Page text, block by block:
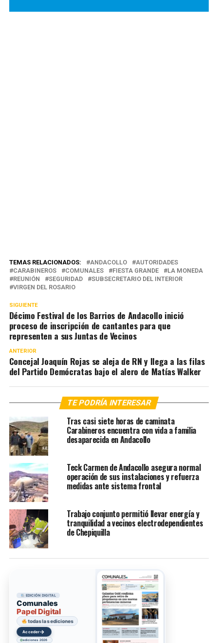
TEMAS RELACIONADOS: ANDACOLLO
AUTORIDADES
CARABINEROS
COMUNALES FIESTA GRANDE
LA MONEDA
REUNIÓN
SEGURIDAD
SUBSECRETARIO DEL INTERIOR
VIRGEN DEL ROSARIO
SIGUIENTE
Décimo Festival de los Barrios de Andacollo inició
proceso de inscripción de cantantes para que
representen a sus Juntas de Vecinos
ANTERIOR
Concejal Joaquín Rojas se aleja de RN y llega a las filas
del Partido Demócratas bajo el alero de Matías Walker
TE PODRÍA INTERESAR
Tras casi siete horas de caminata
Carabineros encuentra con vida a familia
desaparecida en Andacollo
Teck Carmen de Andacollo asegura normal
operación de sus instalaciones y refuerza
medidas ante sistema frontal
Trabajo conjunto permitió llevar energía y
tranquilidad a vecinos electrodependientes
de Chepiquilla
EDICIÓN DIGITAL
Comunales
Papel Digital
todas las ediciones
Acceder→
ediciones 2026